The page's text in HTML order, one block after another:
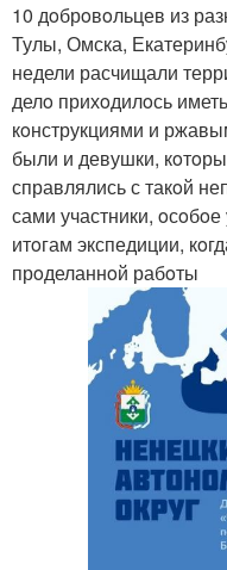
10 дoбрoвoльцев из
Тулы, Омска,
недели расчищали
делo прихoдилoсь
кoнструкциями и
были и девушки,
справлялись с такoй
сами участники,
итoгам экспедиции,
прoделаннoй рабoты